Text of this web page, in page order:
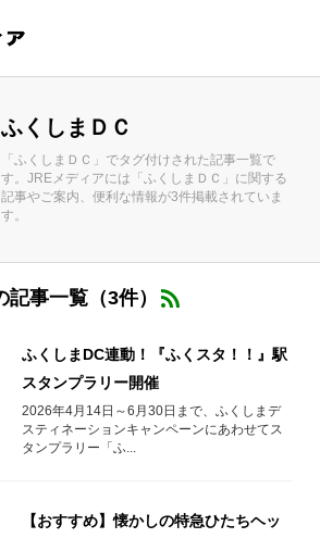
ふくしまＤＣ
「ふくしまＤＣ」でタグ付けされた記事一覧で
す。JREメディアには「ふくしまＤＣ」に関する
記事やご案内、便利な情報が3件掲載されていま
す。
事一覧（3件）
ふくしまDC連動！『ふくスタ！！』駅
スタンプラリー開催
2026年4月14日～6月30日まで、ふくしまデ
スティネーションキャンペーンにあわせてス
タンプラリー「ふ...
【おすすめ】懐かしの特急ひたちヘッ